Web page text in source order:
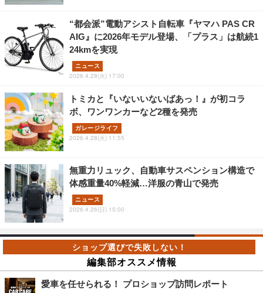
“都会派”電動アシスト自転車『ヤマハ PAS CR
AIG』に2026年モデル登場、「プラス」は航続1
24kmを実現
ニュース
2026.4.28(火) 17:00
トミカと『いないいないばあっ！』が初コラ
ボ、ワンワンカーなど2種を発売
ガレージライフ
2026.4.28(火) 11:55
無重力リュック、自動車サスペンション構造で
体感重量40%軽減…洋服の青山で発売
ニュース
2026.4.26(日) 15:00
編集部オススメ情報
愛車を任せられる！ プロショップ訪問レポート